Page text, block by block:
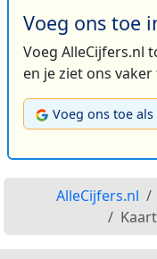
Voeg ons toe
Voeg AlleCijfers.nl
en je ziet ons
Voeg ons toe
AlleCijfers.nl